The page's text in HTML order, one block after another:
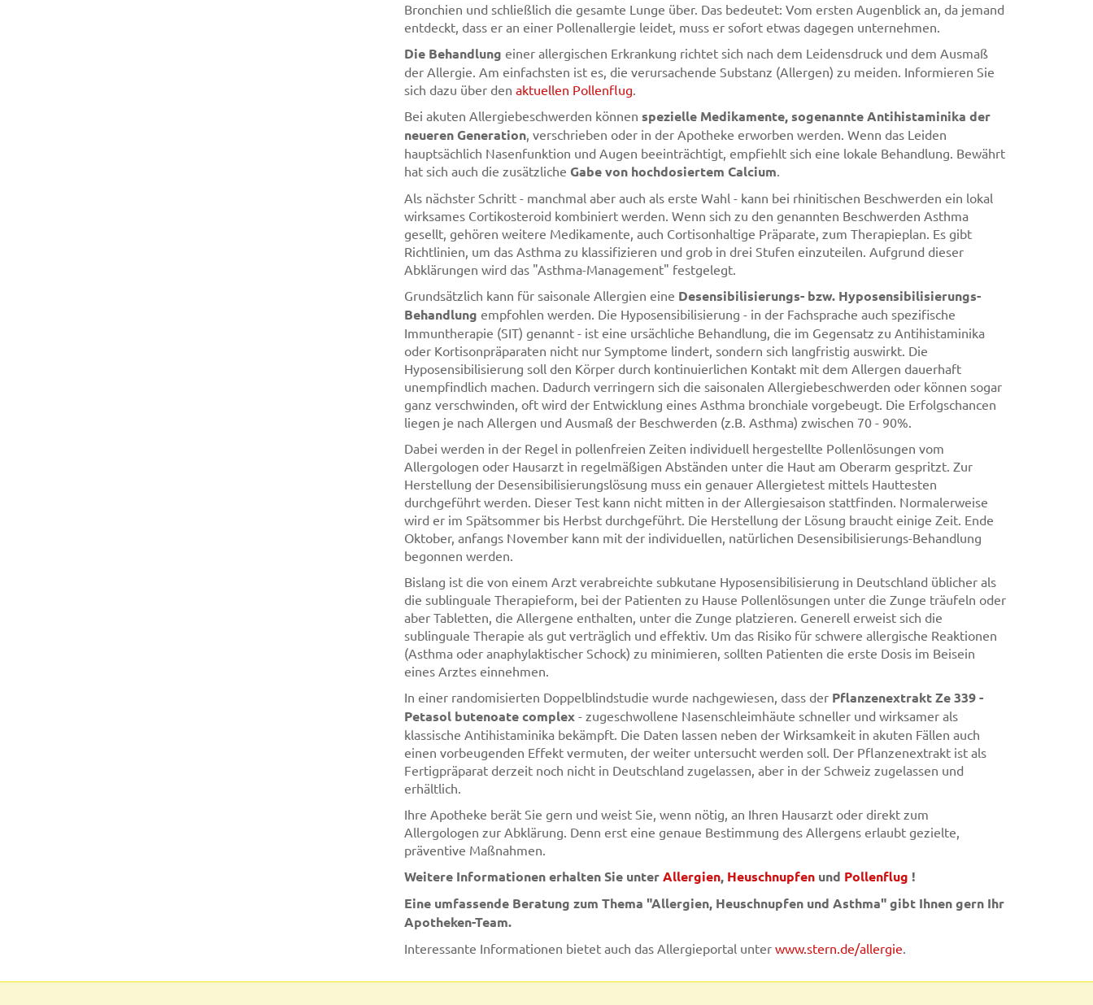
Bronchien und schließlich die gesamte Lunge über. Das bedeutet: Vom ersten Augenblick an, da jemand
entdeckt, dass er an einer Pollenallergie leidet, muss er sofort etwas dagegen unternehmen.
Die Behandlung einer allergischen Erkrankung richtet sich nach dem Leidensdruck und dem Ausmaß
der Allergie. Am einfachsten ist es, die verursachende Substanz (Allergen) zu meiden. Informieren Sie
sich dazu über den aktuellen Pollenflug.
Bei akuten Allergiebeschwerden können spezielle Medikamente, sogenannte Antihistaminika der
neueren Generation, verschrieben oder in der Apotheke erworben werden. Wenn das Leiden
hauptsächlich Nasenfunktion und Augen beeinträchtigt, empfiehlt sich eine lokale Behandlung. Bewährt
hat sich auch die zusätzliche Gabe von hochdosiertem Calcium.
Als nächster Schritt - manchmal aber auch als erste Wahl - kann bei rhinitischen Beschwerden ein lokal
wirksames Cortikosteroid kombiniert werden. Wenn sich zu den genannten Beschwerden Asthma
gesellt, gehören weitere Medikamente, auch Cortisonhaltige Präparate, zum Therapieplan. Es gibt
Richtlinien, um das Asthma zu klassifizieren und grob in drei Stufen einzuteilen. Aufgrund dieser
Abklärungen wird das "Asthma-Management" festgelegt.
Grundsätzlich kann für saisonale Allergien eine Desensibilisierungs- bzw. Hyposensibilisierungs-
Behandlung empfohlen werden. Die Hyposensibilisierung - in der Fachsprache auch spezifische
Immuntherapie (SIT) genannt - ist eine ursächliche Behandlung, die im Gegensatz zu Antihistaminika
oder Kortisonpräparaten nicht nur Symptome lindert, sondern sich langfristig auswirkt. Die
Hyposensibilisierung soll den Körper durch kontinuierlichen Kontakt mit dem Allergen dauerhaft
unempfindlich machen. Dadurch verringern sich die saisonalen Allergiebeschwerden oder können sogar
ganz verschwinden, oft wird der Entwicklung eines Asthma bronchiale vorgebeugt. Die Erfolgschancen
liegen je nach Allergen und Ausmaß der Beschwerden (z.B. Asthma) zwischen 70 - 90%.
Dabei werden in der Regel in pollenfreien Zeiten individuell hergestellte Pollenlösungen vom
Allergologen oder Hausarzt in regelmäßigen Abständen unter die Haut am Oberarm gespritzt. Zur
Herstellung der Desensibilisierungslösung muss ein genauer Allergietest mittels Hauttesten
durchgeführt werden. Dieser Test kann nicht mitten in der Allergiesaison stattfinden. Normalerweise
wird er im Spätsommer bis Herbst durchgeführt. Die Herstellung der Lösung braucht einige Zeit. Ende
Oktober, anfangs November kann mit der individuellen, natürlichen Desensibilisierungs-Behandlung
begonnen werden.
Bislang ist die von einem Arzt verabreichte subkutane Hyposensibilisierung in Deutschland üblicher als
die sublinguale Therapieform, bei der Patienten zu Hause Pollenlösungen unter die Zunge träufeln oder
aber Tabletten, die Allergene enthalten, unter die Zunge platzieren. Generell erweist sich die
sublinguale Therapie als gut verträglich und effektiv. Um das Risiko für schwere allergische Reaktionen
(Asthma oder anaphylaktischer Schock) zu minimieren, sollten Patienten die erste Dosis im Beisein
eines Arztes einnehmen.
In einer randomisierten Doppelblindstudie wurde nachgewiesen, dass der Pflanzenextrakt Ze 339 -
Petasol butenoate complex - zugeschwollene Nasenschleimhäute schneller und wirksamer als
klassische Antihistaminika bekämpft. Die Daten lassen neben der Wirksamkeit in akuten Fällen auch
einen vorbeugenden Effekt vermuten, der weiter untersucht werden soll. Der Pflanzenextrakt ist als
Fertigpräparat derzeit noch nicht in Deutschland zugelassen, aber in der Schweiz zugelassen und
erhältlich.
Ihre Apotheke berät Sie gern und weist Sie, wenn nötig, an Ihren Hausarzt oder direkt zum
Allergologen zur Abklärung. Denn erst eine genaue Bestimmung des Allergens erlaubt gezielte,
präventive Maßnahmen.
Weitere Informationen erhalten Sie unterAllergien, Heuschnupfen und Pollenflug !
Eine umfassende Beratung zum Thema "Allergien, Heuschnupfen und Asthma" gibt Ihnen gern Ihr
Apotheken-Team.
Interessante Informationen bietet auch das Allergieportal unter www.stern.de/allergie.